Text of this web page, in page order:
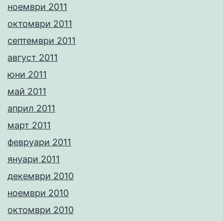
ноември 2011
октомври 2011
септември 2011
август 2011
юни 2011
май 2011
април 2011
март 2011
февруари 2011
януари 2011
декември 2010
ноември 2010
октомври 2010